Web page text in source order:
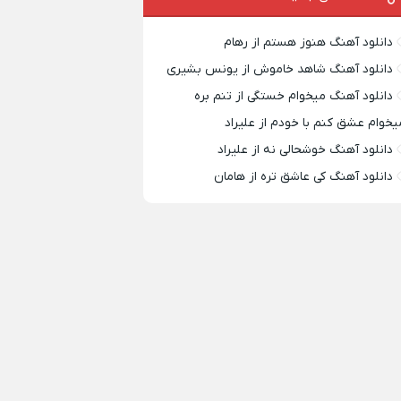
دانلود آهنگ هنوز هستم از رهام
دانلود آهنگ شاهد خاموش از یونس بشیری
دانلود آهنگ میخوام خستگی از تنم بره
عشق کنم با خودم از علیراد
دانلود آهنگ خوشحالی نه از علیراد
دانلود آهنگ کی عاشق تره از هامان